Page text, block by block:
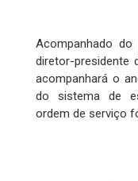
Acompanhado
diretor-presidente
acompanhará o
do sistema de
ordem de serviço